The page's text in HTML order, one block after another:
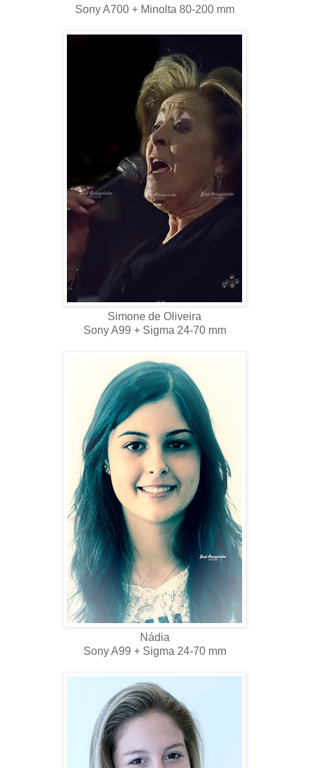
Sony A700 + Minolta 80-200 mm
Simone de Oliveira
Sony A99 + Sigma 24-70 mm
Nádia
Sony A99 + Sigma 24-70 mm